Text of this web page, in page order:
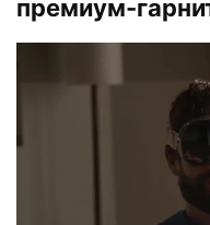
премиум-